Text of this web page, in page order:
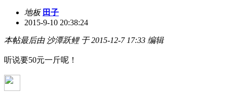
地板 田子
2015-9-10 20:38:24
本帖最后由 沙潭跃鲤 于 2015-12-7 17:33 编辑
听说要50元一斤呢！